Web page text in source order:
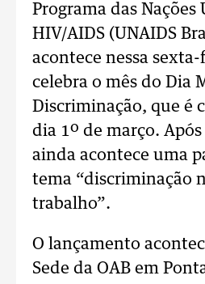
Programa das Nações
HIV/AIDS (UNAIDS
acontece nessa
celebra o mês do Dia
Discriminação, que é
dia 1º de março.
ainda acontece uma
tema “discriminação
trabalho”.
O lançamento
Sede da OAB em